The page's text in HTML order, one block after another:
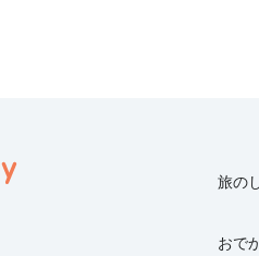
旅の
おで